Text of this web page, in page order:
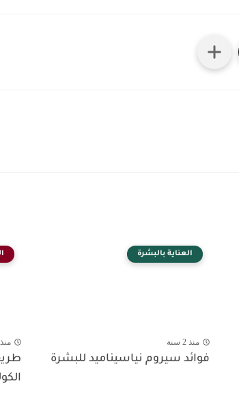
العناية بالبشرة
منذ 2 سنة
فوائد سيروم نياسيناميد للبشرة
منذ 2